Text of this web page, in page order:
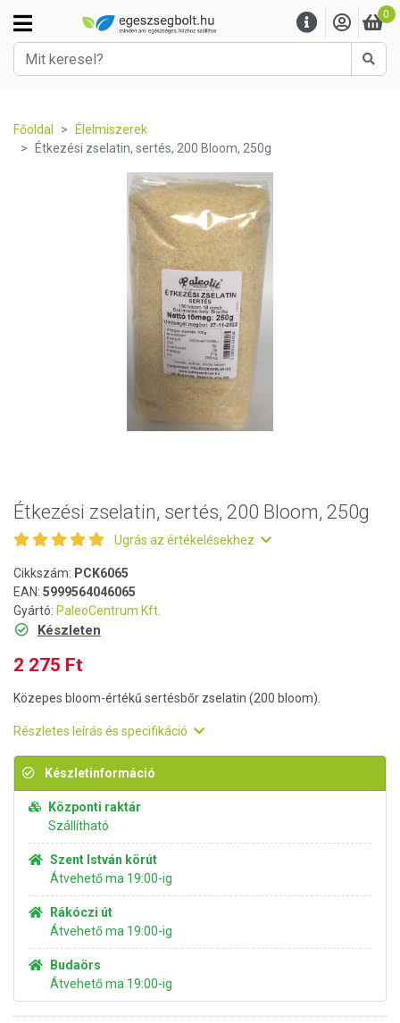
0
Főoldal
Élelmiszerek
Étkezési zselatin, sertés, 200 Bloom, 250g
Étkezési zselatin, sertés, 200 Bloom, 250g
Ugrás az értékelésekhez
Cikkszám: PCK6065
EAN: 5999564046065
Gyártó: PaleoCentrum Kft.
Készleten
2 275 Ft
Közepes bloom-értékű sertésbőr zselatin (200 bloom).
Részletes leírás és specifikáció
Készletinformáció
Központi raktár
Szállítható
Szent István körút
Átvehető ma 19:00-ig
Rákóczi út
Átvehető ma 19:00-ig
Budaörs
Átvehető ma 19:00-ig